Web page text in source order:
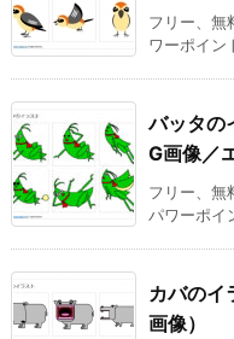
フリー、無
ワーポイン
バッタの
G画像／
フリー、無
パワーポイ
カバのイ
画像）